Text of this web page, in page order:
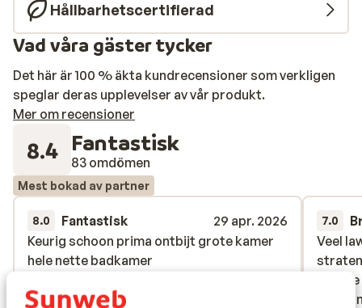
Hållbarhetscertifierad
Vad våra gäster tycker
Det här är 100 % äkta kundrecensioner som verkligen
speglar deras upplevelser av vår produkt.
Mer om recensioner
8.4 Fantastisk
83 omdömen
Mest bokad av partner
8.0 Fantastisk
29 apr. 2026
Keurig schoon prima ontbijt grote kamer
hele nette badkamer
Keurig schoon prima ontbijt grote kamer
hele nette badkamer
7.0
Veel
gaf
heb
Veel
gaf
heb